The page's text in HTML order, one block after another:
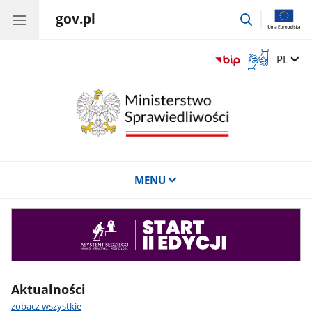
gov.pl
przejdź
Otwórz
okno
Zmień
PL
MENU
Aktualności
zobacz wszystkie